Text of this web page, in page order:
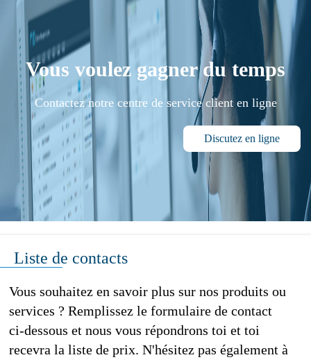
Vous voulez gagner du temps
Contactez notre centre de service client en ligne
Discutez en ligne
Liste de contacts
Vous souhaitez en savoir plus sur nos produits ou
services ? Remplissez le formulaire de contact
ci-dessous et nous vous répondrons toi et toi
recevra la liste de prix. N'hésitez pas également à